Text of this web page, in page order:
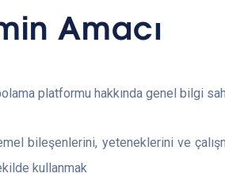
Amacı
platformu hakkında genel bilgi
bileşenlerini, yeteneklerini ve
kullanmak